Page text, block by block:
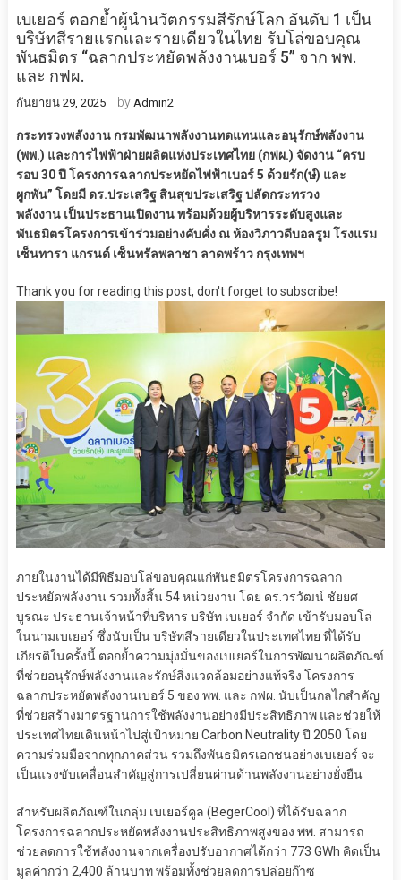
เบเยอร์ ตอกย้ำผู้นำนวัตกรรมสีรักษ์โลก อันดับ 1 เป็น
บริษัทสีรายแรกและรายเดียวในไทย รับโล่ขอบคุณ
พันธมิตร “ฉลากประหยัดพลังงานเบอร์ 5” จาก พพ.
และ กฟผ.
กันยายน 29, 2025 by Admin2
กระทรวงพลังงาน กรมพัฒนาพลังงานทดแทนและอนุรักษ์พลังงาน
(พพ.) และการไฟฟ้าฝ่ายผลิตแห่งประเทศไทย (กฟผ.) จัดงาน “ครบ
รอบ 30 ปี โครงการฉลากประหยัดไฟฟ้าเบอร์ 5 ด้วยรัก(ษ์) และ
ผูกพัน” โดยมี ดร.ประเสริฐ สินสุขประเสริฐ ปลัดกระทรวง
พลังงาน เป็นประธานเปิดงาน พร้อมด้วยผู้บริหารระดับสูงและ
พันธมิตรโครงการเข้าร่วมอย่างคับคั่ง ณ ห้องวิภาวดีบอลรูม โรงแรม
เซ็นทารา แกรนด์ เซ็นทรัลพลาซา ลาดพร้าว กรุงเทพฯ
Thank you for reading this post, don't forget to subscribe!
ภายในงานได้มีพิธีมอบโล่ขอบคุณแก่พันธมิตรโครงการฉลาก
ประหยัดพลังงาน รวมทั้งสิ้น 54 หน่วยงาน โดย ดร.วรวัฒน์ ชัยยศ
บูรณะ ประธานเจ้าหน้าที่บริหาร บริษัท เบเยอร์ จำกัด เข้ารับมอบโล่
ในนามเบเยอร์ ซึ่งนับเป็น บริษัทสีรายเดียวในประเทศไทย ที่ได้รับ
เกียรติในครั้งนี้ ตอกย้ำความมุ่งมั่นของเบเยอร์ในการพัฒนาผลิตภัณฑ์
ที่ช่วยอนุรักษ์พลังงานและรักษ์สิ่งแวดล้อมอย่างแท้จริง โครงการ
ฉลากประหยัดพลังงานเบอร์ 5 ของ พพ. และ กฟผ. นับเป็นกลไกสำคัญ
ที่ช่วยสร้างมาตรฐานการใช้พลังงานอย่างมีประสิทธิภาพ และช่วยให้
ประเทศไทยเดินหน้าไปสู่เป้าหมาย Carbon Neutrality ปี 2050 โดย
ความร่วมมือจากทุกภาคส่วน รวมถึงพันธมิตรเอกชนอย่างเบเยอร์ จะ
เป็นแรงขับเคลื่อนสำคัญสู่การเปลี่ยนผ่านด้านพลังงานอย่างยั่งยืน
สำหรับผลิตภัณฑ์ในกลุ่ม เบเยอร์คูล (BegerCool) ที่ได้รับฉลาก
โครงการฉลากประหยัดพลังงานประสิทธิภาพสูงของ พพ. สามารถ
ช่วยลดการใช้พลังงานจากเครื่องปรับอากาศได้กว่า 773 GWh คิดเป็น
มูลค่ากว่า 2,400 ล้านบาท พร้อมทั้งช่วยลดการปล่อยก๊าซ